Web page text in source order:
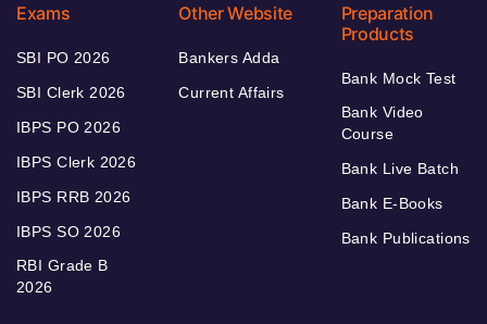
Exams
SBI PO 2026
SBI Clerk 2026
IBPS PO 2026
IBPS Clerk 2026
IBPS RRB 2026
IBPS SO 2026
RBI Grade B
2026
Other Website
Bankers Adda
Current Affairs
Preparation
Products
Bank Mock Test
Bank Video
Course
Bank Live Batch
Bank E-Books
Bank Publications